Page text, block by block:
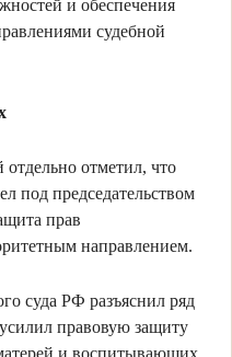
и обеспечения
судебной
отметил, что
под председательством
прав
направлением.
суда РФ разъяснил ряд
правовую защиту